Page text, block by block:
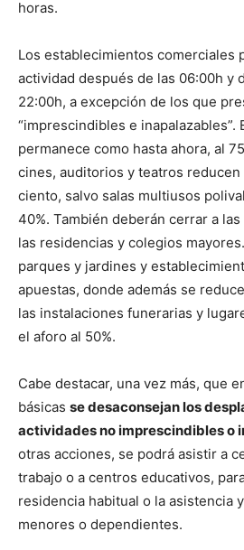
horas.
Los establecimientos comerciales
actividad después de las 06:00h y
22:00h, a excepción de los que
“imprescindibles e inapalazables”.
permanece como hasta ahora, al
cines, auditorios y teatros
ciento, salvo salas multiusos
40%. También deberán cerrar a
las residencias y colegios
parques y jardines y
apuestas, donde además se
las instalaciones funerarias y
el aforo al 50%.
Cabe destacar, una vez más, que
básicas se desaconsejan los
actividades no imprescindibles o
otras acciones, se podrá asistir a
trabajo o a centros educativos,
residencia habitual o la asistencia
menores o dependientes.